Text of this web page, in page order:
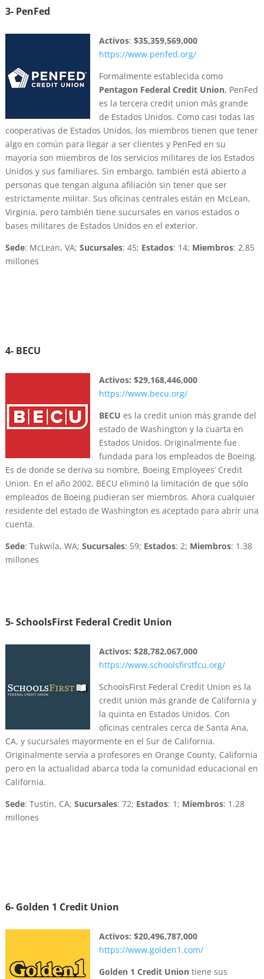
3- PenFed
Activos: $35,359,569,000
https://www.penfed.org/
Formalmente establecida como
Pentagon Federal Credit Union, PenFed
es la tercera credit union más grande
de Estados Unidos. Como casi todas las
cooperativas de Estados Unidos, los miembros tienen que tener
algo en común para llegar a ser clientes y PenFed en su
mayoría son miembros de los servicios militares de los Estados
Unidos y sus familiares. Sin embargo, también está abierto a
personas que tengan alguna afiliación sin tener que ser
estrictamente militar. Sus oficinas centrales están en McLean,
Virginia, pero también tiene sucursales en varios estados o
bases militares de Estados Unidos en el exterior.
Sede: McLean, VA; Sucursales: 45; Estados: 14; Miembros: 2.85
millones
4- BECU
Activos: $29,168,446,000
https://www.becu.org/
BECU es la credit union más grande del
estado de Washington y la cuarta en
Estados Unidos. Originalmente fue
fundada para los empleados de Boeing.
Es de donde se deriva su nombre, Boeing Employees’ Credit
Union. En el año 2002, BECU eliminó la limitación de que sólo
empleados de Boeing pudieran ser miembros. Ahora cualquier
residente del estado de Washington es aceptado para abrir una
cuenta.
Sede: Tukwila, WA; Sucursales: 59; Estados: 2; Miembros: 1.38
millones
5- SchoolsFirst Federal Credit Union
Activos: $28,782,067,000
https://www.schoolsfirstfcu.org/
SchoolsFirst Federal Credit Union es la
credit union más grande de California y
la quinta en Estados Unidos. Con
oficinas centrales cerca de Santa Ana,
CA, y sucursales mayormente en el Sur de California.
Originalmente servía a profesores en Orange County, California
pero en la actualidad abarca toda la comunidad educacional en
California.
Sede: Tustin, CA; Sucursales: 72; Estados: 1; Miembros: 1.28
millones
6- Golden 1 Credit Union
Activos: $20,496,787,000
https://www.golden1.com/
Golden 1 Credit Uniontiene sus